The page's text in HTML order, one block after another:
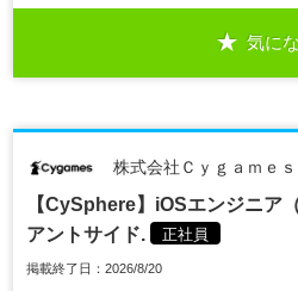
気に
株式会社Ｃｙｇａｍｅｓ
【CySphere】iOSエンジニア
アントサイド.
正社員
掲載終了日：2026/8/20